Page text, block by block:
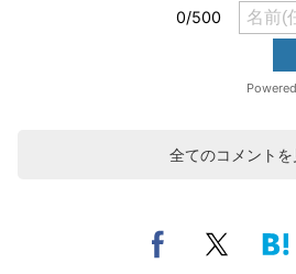
全てのコメントを